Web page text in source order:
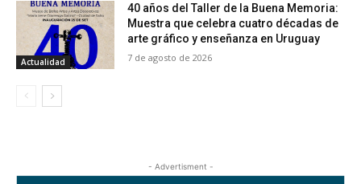
Actualidad
40 años del Taller de la Buena Memoria:
Muestra que celebra cuatro décadas de
arte gráfico y enseñanza en Uruguay
7 de agosto de 2026
- Advertisment -